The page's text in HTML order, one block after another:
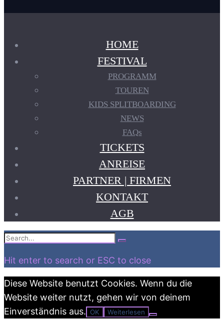
HOME
FESTIVAL
PROGRAMM
TOUREN
KIDS SPLITBOARDING
NEWS
FAQs
TICKETS
ANREISE
PARTNER | FIRMEN
KONTAKT
AGB
Search
Search
Hit enter to search or ESC to close
Diese Website benutzt Cookies. Wenn du die
Website weiter nutzt, gehen wir von deinem
Einverständnis aus.
OK Weiterlesen